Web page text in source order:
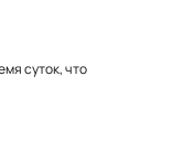
суток, что